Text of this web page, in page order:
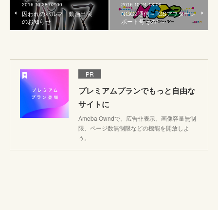
2016.10.28 02:00
囚われのパルマ 動画出演
のお知らせ
2016.10.24 18:00
NGC2通信～TGSアフターレ
ポート号その1～
PR
プレミアムプランでもっと自由な
サイトに
Ameba Owndで、広告非表示、画像容量無制
限、ページ数無制限などの機能を開放しよ
う。